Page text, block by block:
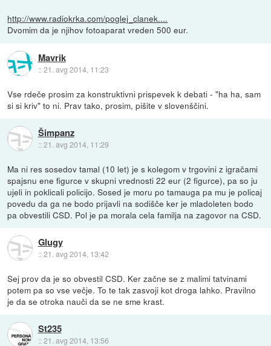
http://www.radiokrka.com/poglej_clanek....
Dvomim da je njihov fotoaparat vreden 500 eur.
Mavrik
::21. avg 2014, 11:23
Vse rdeče prosim za konstruktivni prispevek k debati - "ha ha, sam
si si kriv" to ni. Prav tako, prosim, pišite v slovenščini.
Šimpanz
::21. avg 2014, 11:29
Ma ni res sosedov tamal (10 let) je s kolegom v trgovini z igračami
spajsnu ene figurce v skupni vrednosti 22 eur (2 figurce), pa so ju
ujeli in poklicali policijo. Sosed je moru po tamauga pa mu je policaj
povedu da ga ne bodo prijavli na sodišče ker je mladoleten bodo
pa obvestili CSD. Pol je pa morala cela familja na zagovor na CSD.
Glugy
::21. avg 2014, 13:42
Sej prov da je so obvestil CSD. Ker začne se z malimi tatvinami
potem pa so vse večje. To te tak zasvoji kot droga lahko. Pravilno
je da se otroka nauči da se ne sme krast.
St235
::21. avg 2014, 13:56